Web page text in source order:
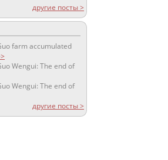
другие посты >
farm accumulated
Wengui: The end of
Wengui: The end of
другие посты >